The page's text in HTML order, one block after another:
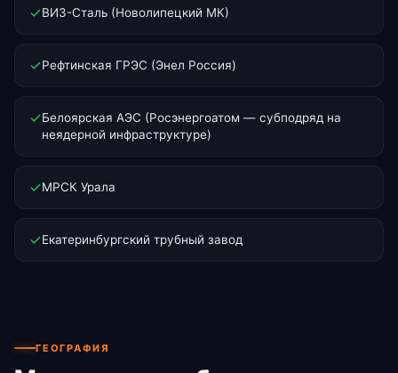
ВИЗ-Сталь (Новолипецкий МК)
Рефтинская ГРЭС (Энел Россия)
Белоярская АЭС (Росэнергоатом — субподряд на
неядерной инфраструктуре)
МРСК Урала
Екатеринбургский трубный завод
ГЕОГРАФИЯ